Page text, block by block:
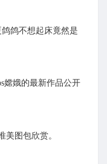
鸽不想起床竟然是
嫦娥的最新作品公开
美图包欣赏。